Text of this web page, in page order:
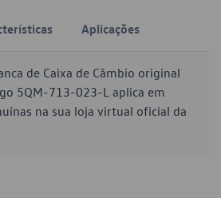
Aplicações
de Caixa de Câmbio original
5QM-713-023-L aplica em
na sua loja virtual oficial da